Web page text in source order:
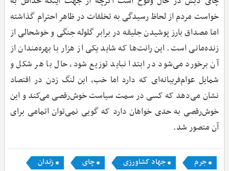
خواست مردم از لحاظ رسیدگی به تخلفات در ظاهر احترام گذاشته
اما مصداق بارز پوشیدن جلیقه در برابر گلوله جنگی و خوشحالی از
زنده‌مانی است. این رانت‌ها که شاید یکی از هزار با بهره‌مندان از
آن برخورد می‌شود در ابتدا نباید توزیع شود، حال با هر شکل و
شمایل عوام‌فریبانه‌ای که دارد اما خب، این لنگ زدن در اقتصاد
نشان می‌دهد که کسی در سمت سیاست خوش‌رقصی می‌کند و این
خوش‌رقصی به حدی خواهان دارد که گویی نمی‌توان اتمامی برای
آن متصور شد.
جرم جهاد کشاورزی چای
زندان